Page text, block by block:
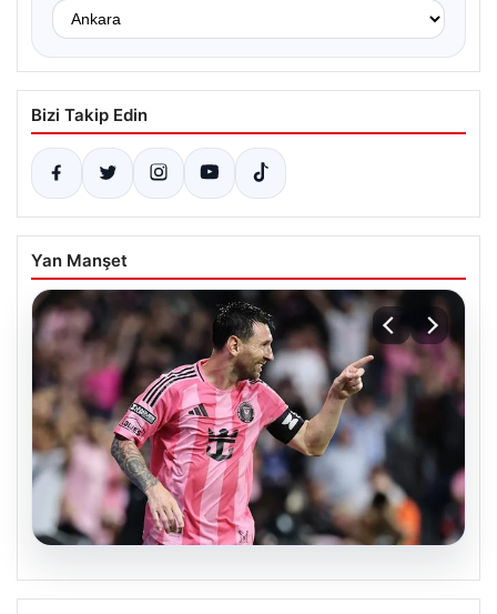
Bizi Takip Edin
Yan Manşet
06.08.2026
Dünya Kupası sonrası da durmuyor!